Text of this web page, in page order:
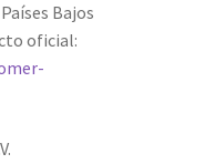
Bajos
oficial: